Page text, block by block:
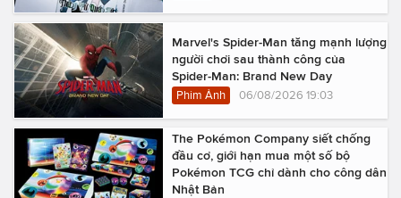
Marvel's Spider-Man tăng mạnh lượng
người chơi sau thành công của
Spider-Man: Brand New Day
Phim Ảnh 06/08/2026 19:03
The Pokémon Company siết chống
đầu cơ, giới hạn mua một số bộ
Pokémon TCG chỉ dành cho công dân
Nhật Bản